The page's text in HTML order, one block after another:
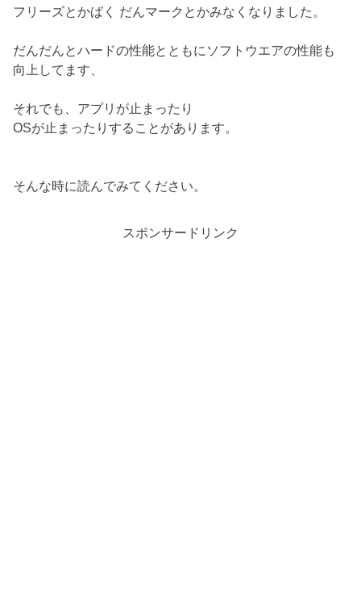
フリーズとかばく だんマークとかみなくなりました。
だんだんとハードの性能とともにソフトウエアの性能も
向上してます、
それでも、アプリが止まったり
OSが止まったりすることがあります。
そんな時に読んでみてください。
スポンサードリンク